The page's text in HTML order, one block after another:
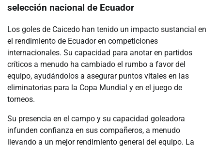
selección nacional de Ecuador
Los goles de Caicedo han tenido un impacto sustancial en
el rendimiento de Ecuador en competiciones
internacionales. Su capacidad para anotar en partidos
críticos a menudo ha cambiado el rumbo a favor del
equipo, ayudándolos a asegurar puntos vitales en las
eliminatorias para la Copa Mundial y en el juego de
torneos.
Su presencia en el campo y su capacidad goleadora
infunden confianza en sus compañeros, a menudo
llevando a un mejor rendimiento general del equipo. La